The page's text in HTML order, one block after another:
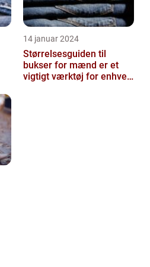
14 januar 2024
Størrelsesguiden til
bukser for mænd er et
vigtigt værktøj for enhver